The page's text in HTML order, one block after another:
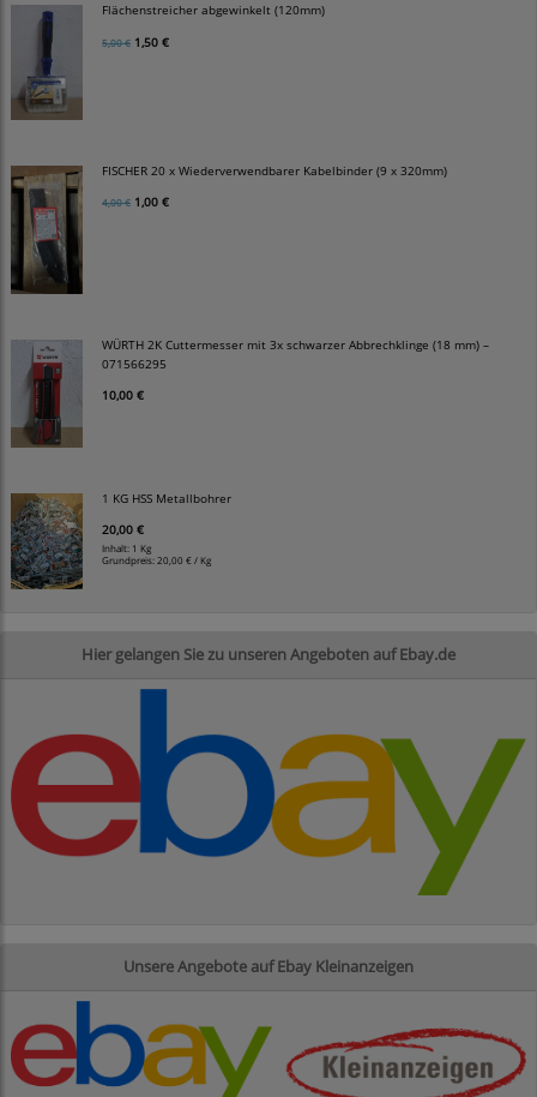
Flächenstreicher abgewinkelt (120mm)
5,00 € 1,50 €
FISCHER 20 x Wiederverwendbarer Kabelbinder (9 x 320mm)
4,00 € 1,00 €
WÜRTH 2K Cuttermesser mit 3x schwarzer Abbrechklinge (18 mm) –
071566295
10,00 €
1 KG HSS Metallbohrer
20,00 €
Inhalt: 1 Kg
Grundpreis: 20,00 € / Kg
Hier gelangen Sie zu unseren Angeboten auf Ebay.de
Unsere Angebote auf Ebay Kleinanzeigen